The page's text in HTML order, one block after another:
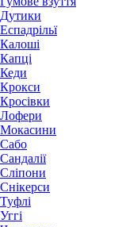
Дутики
Еспадрільї
Калоші
Капці
Кеди
Крокси
Кросівки
Лофери
Мокасини
Сабо
Сандалії
Сліпони
Снікерси
Туфлі
Уггі